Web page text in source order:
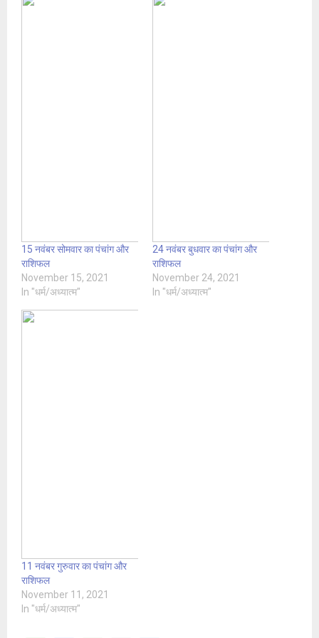
15 नवंबर सोमवार का पंचांग और
राशिफल
November 15, 2021
In "धर्म/अध्यात्म"
24 नवंबर बुधवार का पंचांग और
राशिफल
November 24, 2021
In "धर्म/अध्यात्म"
11 नवंबर गुरुवार का पंचांग और
राशिफल
November 11, 2021
In "धर्म/अध्यात्म"